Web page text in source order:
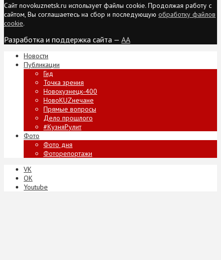
Сайт novokuznetsk.ru использует файлы cookie. Продолжая работу с
сайтом, Вы соглашаетесь на сбор и последующую обработку файлов
cookie.
Разработка и поддержка сайта — AA
Новости
Публикации
Гид
Точка зрения
Новокузнецк-400
НовоKUZнечане
Прямые вопросы
Дело прошлого
#КузняРулит
Фото
Фото дня
Фоторепортажи
VK
ОК
Youtube